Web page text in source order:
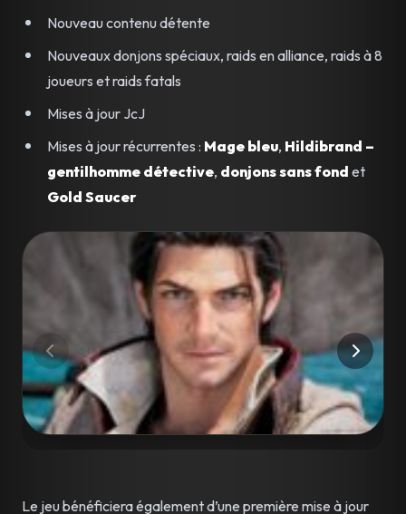
Nouveau contenu détente
Nouveaux donjons spéciaux, raids en alliance, raids à 8
joueurs et raids fatals
Mises à jour JcJ
Mises à jour récurrentes : Mage bleu, Hildibrand –
gentilhomme détective, donjons sans fond et
Gold Saucer
Le jeu bénéficiera également d’une première mise à jour